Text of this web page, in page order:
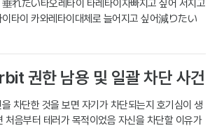
れたい타오레타이 타레타이자빠지고 싶어 서지고
타이 카와레타이대체로 늘어지고 싶어減りたい
권한 남용 및 일괄 차단 사건
차단한 것을 보면 자기가 차단되는지 호기심이 생
처음부터 테러가 목적이었음 자신을 차단할 이유가